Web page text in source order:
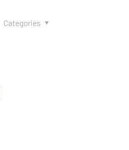
Categories